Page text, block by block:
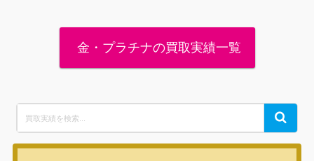
金・プラチナの買取実績一覧
for:
Search